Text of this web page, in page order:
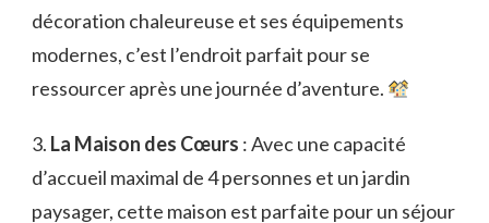
décoration chaleureuse et ses équipements
modernes, c’est l’endroit parfait pour se
ressourcer après une journée d’aventure.
3. La Maison des Cœurs : Avec une capacité
d’accueil maximal de 4 personnes et un jardin
paysager, cette maison est parfaite pour un séjour